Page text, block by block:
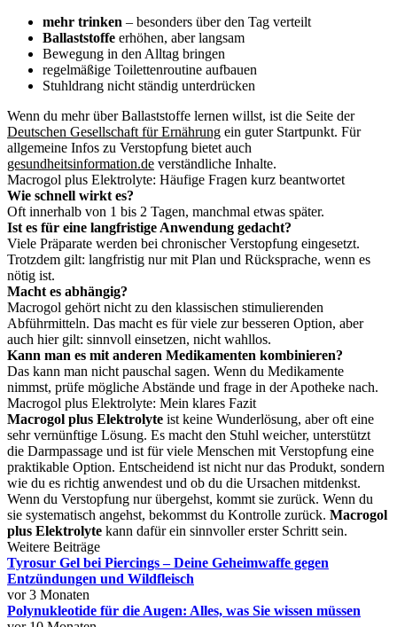
mehr trinken – besonders über den Tag verteilt
Ballaststoffe erhöhen, aber langsam
Bewegung in den Alltag bringen
regelmäßige Toilettenroutine aufbauen
Stuhldrang nicht ständig unterdrücken
Wenn du mehr über Ballaststoffe lernen willst, ist die Seite der
Deutschen Gesellschaft für Ernährung ein guter Startpunkt. Für
allgemeine Infos zu Verstopfung bietet auch
gesundheitsinformation.de verständliche Inhalte.
Macrogol plus Elektrolyte: Häufige Fragen kurz beantwortet
Wie schnell wirkt es?
Oft innerhalb von 1 bis 2 Tagen, manchmal etwas später.
Ist es für eine langfristige Anwendung gedacht?
Viele Präparate werden bei chronischer Verstopfung eingesetzt.
Trotzdem gilt: langfristig nur mit Plan und Rücksprache, wenn es
nötig ist.
Macht es abhängig?
Macrogol gehört nicht zu den klassischen stimulierenden
Abführmitteln. Das macht es für viele zur besseren Option, aber
auch hier gilt: sinnvoll einsetzen, nicht wahllos.
Kann man es mit anderen Medikamenten kombinieren?
Das kann man nicht pauschal sagen. Wenn du Medikamente
nimmst, prüfe mögliche Abstände und frage in der Apotheke nach.
Macrogol plus Elektrolyte: Mein klares Fazit
Macrogol plus Elektrolyte ist keine Wunderlösung, aber oft eine
sehr vernünftige Lösung. Es macht den Stuhl weicher, unterstützt
die Darmpassage und ist für viele Menschen mit Verstopfung eine
praktikable Option. Entscheidend ist nicht nur das Produkt, sondern
wie du es richtig anwendest und ob du die Ursachen mitdenkst.
Wenn du Verstopfung nur übergehst, kommt sie zurück. Wenn du
sie systematisch angehst, bekommst du Kontrolle zurück. Macrogol
plus Elektrolyte kann dafür ein sinnvoller erster Schritt sein.
Weitere Beiträge
Tyrosur Gel bei Piercings – Deine Geheimwaffe gegen
Entzündungen und Wildfleisch
vor 3 Monaten
Polynukleotide für die Augen: Alles, was Sie wissen müssen